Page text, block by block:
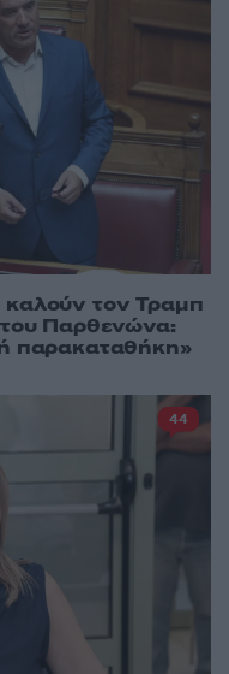
καλούν τον Τραμπ
του Παρθενώνα:
παρακαταθήκη»
44